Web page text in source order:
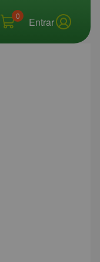
0 Entrar